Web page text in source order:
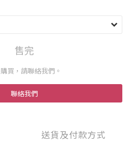
售完
買，請聯絡我們。
聯絡我們
送貨及付款方式